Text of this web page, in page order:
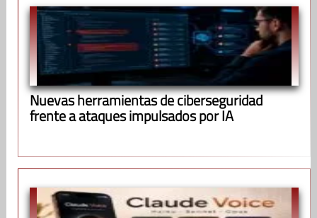
Nuevas herramientas de ciberseguridad
frente a ataques impulsados por IA